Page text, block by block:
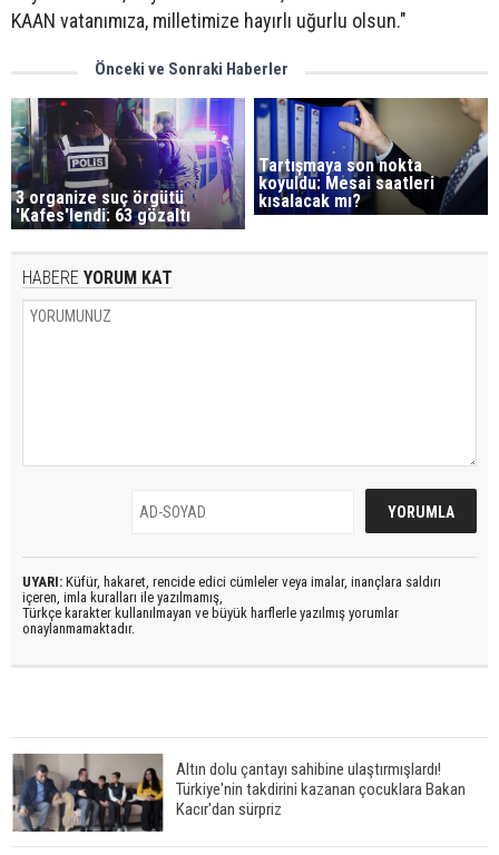
KAAN vatanımıza, milletimize hayırlı uğurlu olsun."
Önceki ve Sonraki Haberler
3 organize suç örgütü
'Kafes'lendi: 63 gözaltı
Tartışmaya son nokta
koyuldu: Mesai saatleri
kısalacak mı?
HABERE YORUM KAT
UYARI: Küfür, hakaret, rencide edici cümleler veya imalar, inançlara saldırı
içeren, imla kuralları ile yazılmamış,
Türkçe karakter kullanılmayan ve büyük harflerle yazılmış yorumlar
onaylanmamaktadır.
Altın dolu çantayı sahibine ulaştırmışlardı!
Türkiye'nin takdirini kazanan çocuklara Bakan
Kacır'dan sürpriz